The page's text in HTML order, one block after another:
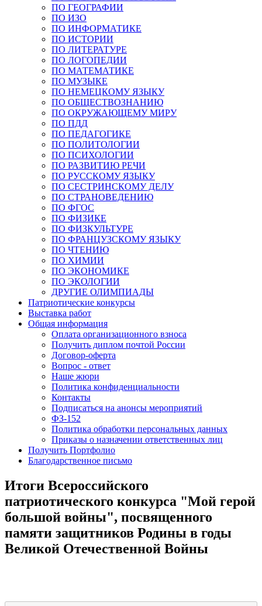
ПО ГЕОГРАФИИ
ПО ИЗО
ПО ИНФОРМАТИКЕ
ПО ИСТОРИИ
ПО ЛИТЕРАТУРЕ
ПО ЛОГОПЕДИИ
ПО МАТЕМАТИКЕ
ПО МУЗЫКЕ
ПО НЕМЕЦКОМУ ЯЗЫКУ
ПО ОБЩЕСТВОЗНАНИЮ
ПО ОКРУЖАЮЩЕМУ МИРУ
ПО ПДД
ПО ПЕДАГОГИКЕ
ПО ПОЛИТОЛОГИИ
ПО ПСИХОЛОГИИ
ПО РАЗВИТИЮ РЕЧИ
ПО РУССКОМУ ЯЗЫКУ
ПО СЕСТРИНСКОМУ ДЕЛУ
ПО СТРАНОВЕДЕНИЮ
ПО ФГОС
ПО ФИЗИКЕ
ПО ФИЗКУЛЬТУРЕ
ПО ФРАНЦУЗСКОМУ ЯЗЫКУ
ПО ЧТЕНИЮ
ПО ХИМИИ
ПО ЭКОНОМИКЕ
ПО ЭКОЛОГИИ
ДРУГИЕ ОЛИМПИАДЫ
Патриотические конкурсы
Выставка работ
Общая информация
Оплата организационного взноса
Получить диплом почтой России
Договор-оферта
Вопрос - ответ
Наше жюри
Политика конфиденциальности
Контакты
Подписаться на анонсы мероприятий
ФЗ-152
Политика обработки персональных данных
Приказы о назначении ответственных лиц
Получить Портфолио
Благодарственное письмо
Итоги Всероссийского
патриотического конкурса "Мой герой
большой войны", посвященного
памяти защитников Родины в годы
Великой Отечественной Войны